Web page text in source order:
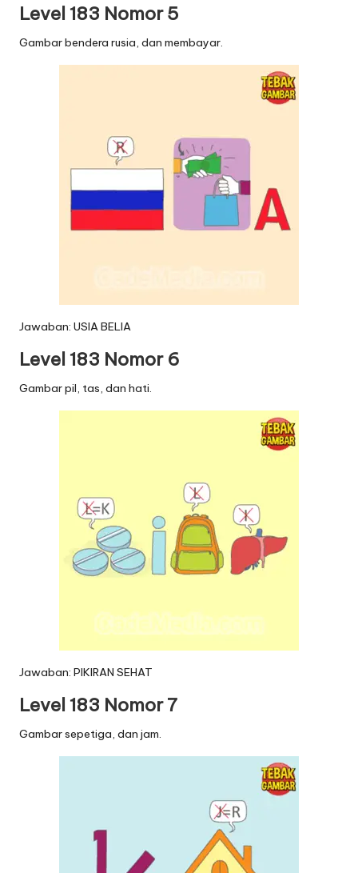
Level 183 Nomor 5
Gambar bendera rusia, dan membayar.
Jawaban: USIA BELIA
Level 183 Nomor 6
Gambar pil, tas, dan hati.
Jawaban: PIKIRAN SEHAT
Level 183 Nomor 7
Gambar sepetiga, dan jam.